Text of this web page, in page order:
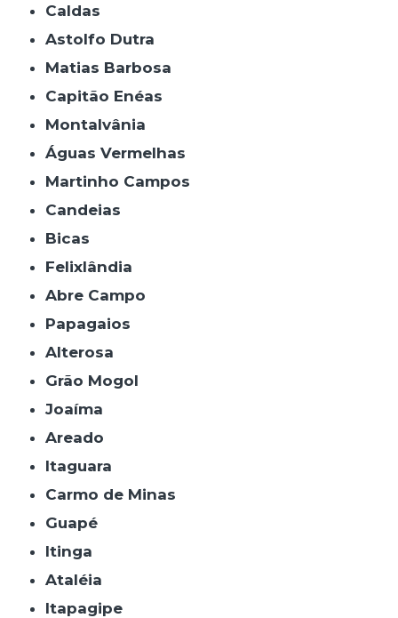
Caldas
Astolfo Dutra
Matias Barbosa
Capitão Enéas
Montalvânia
Águas Vermelhas
Martinho Campos
Candeias
Bicas
Felixlândia
Abre Campo
Papagaios
Alterosa
Grão Mogol
Joaíma
Areado
Itaguara
Carmo de Minas
Guapé
Itinga
Ataléia
Itapagipe